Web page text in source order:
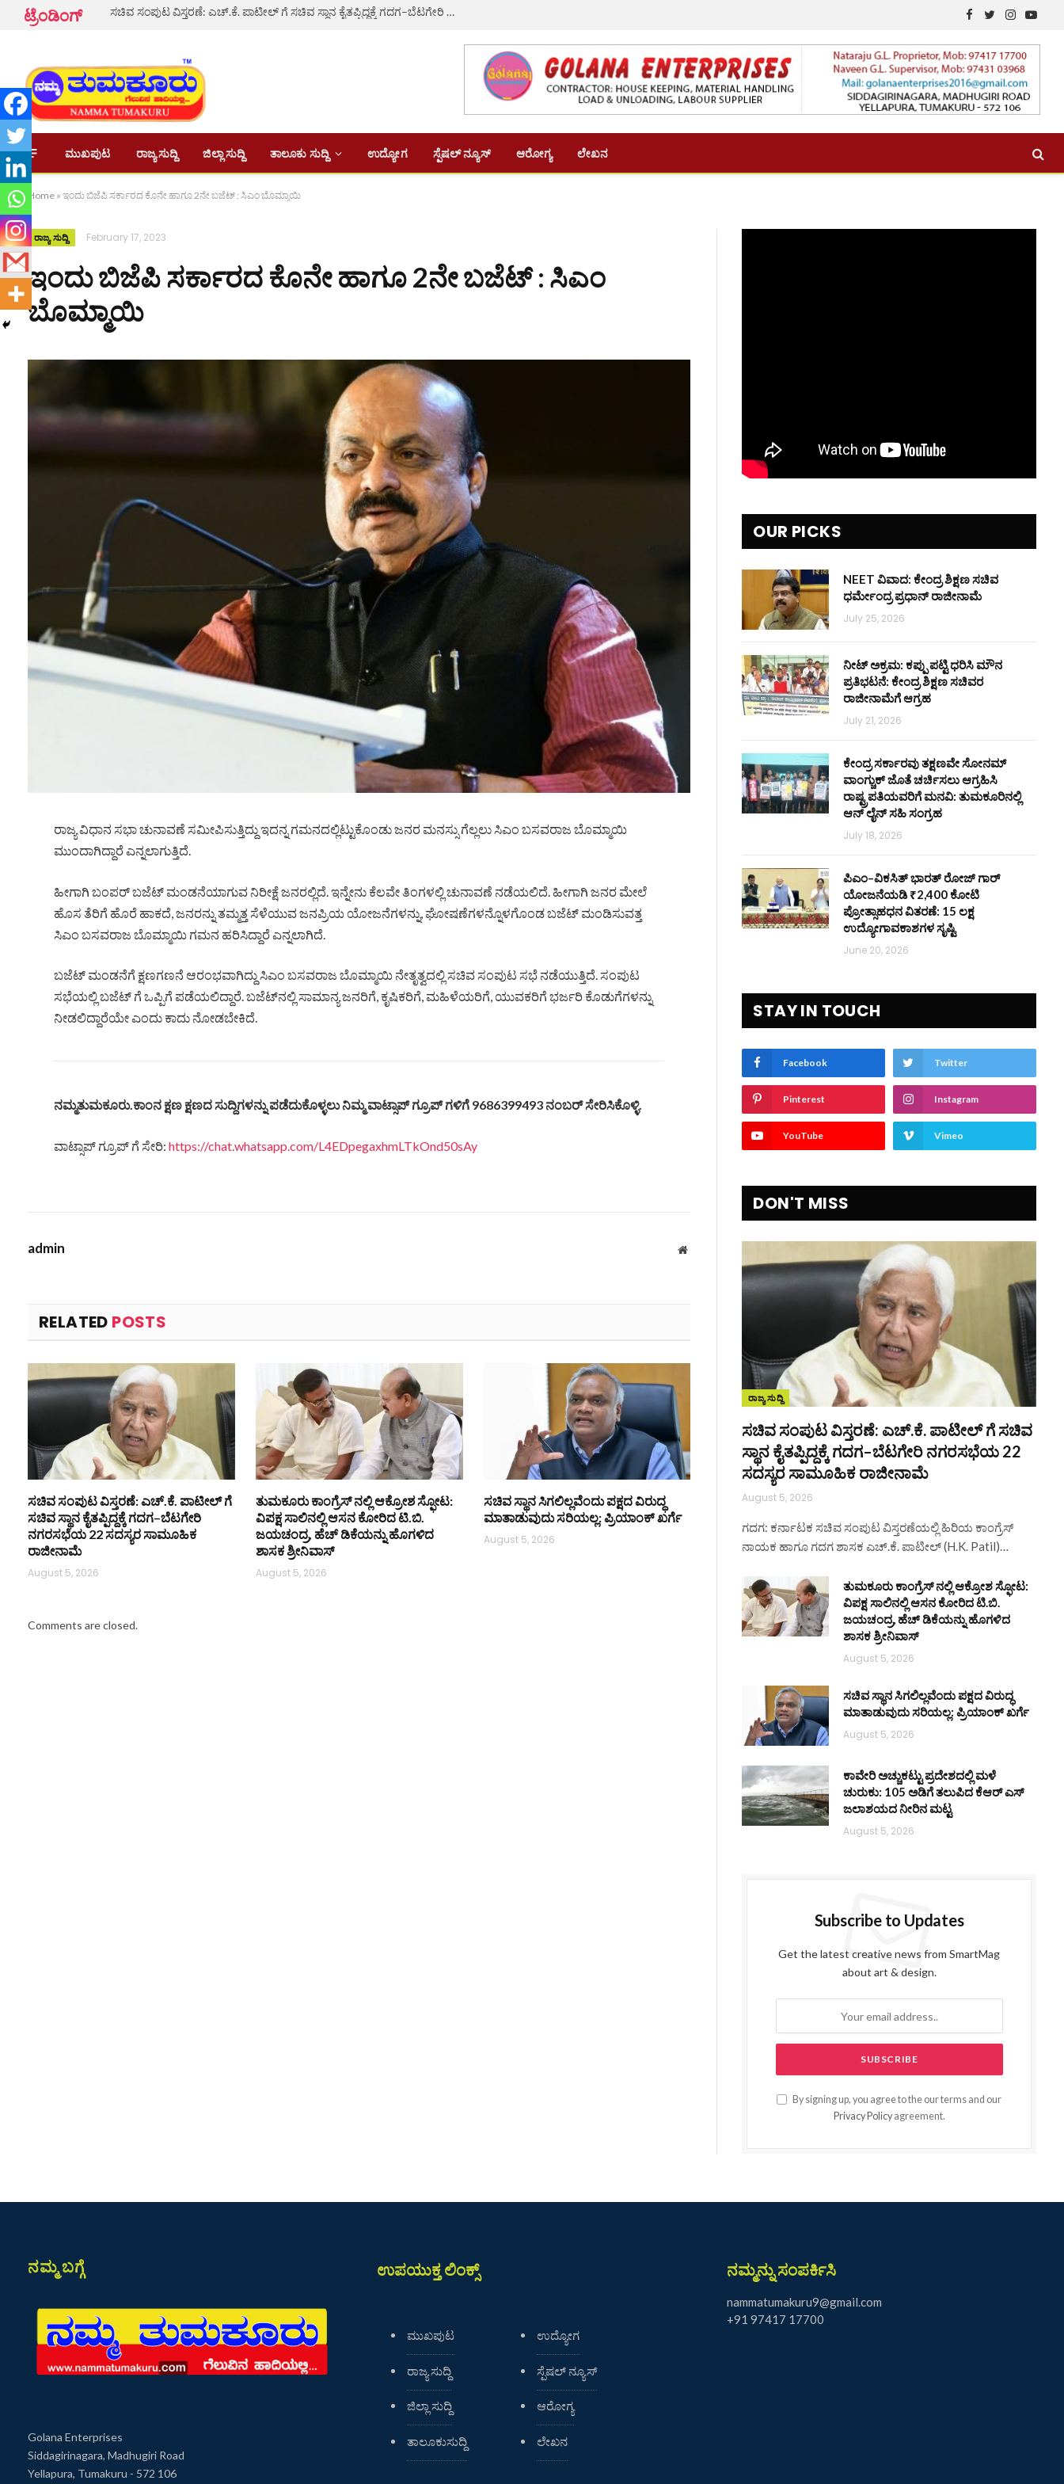
ಟ್ರೆಂಡಿಂಗ್ ಸಚಿವ ಸಂಪುಟ ವಿಸ್ತರಣೆ: ಎಚ್.ಕೆ. ಪಾಟೀಲ್ ಗೆ ಸಚಿವ ಸ್ಥಾನ ಕೈತಪ್ಪಿದ್ದಕ್ಕೆ ಗದಗ–ಬೆಟಗೇರಿ ನಗರಸಭೆಯ 22 ಸದಸ್ಯರ ಸಾಮೂಹಿಕ ರಾಜೀನಾಮೆ
Facebook
TwitterInstagram
ಮುಖಪುಟ ರಾಜ್ಯ ಸುದ್ದಿ ಜಿಲ್ಲಾ ಸುದ್ದಿ ತಾಲೂಕು ಸುದ್ದಿ ಉದ್ಯೋಗ ಸ್ಪೆಷಲ್ ನ್ಯೂಸ್ ಆರೋಗ್ಯ ಲೇಖನ
Home » ಇಂದು ಬಿಜೆಪಿ ಸರ್ಕಾರದ ಕೊನೇ ಹಾಗೂ 2ನೇ ಬಜೆಟ್ : ಸಿಎಂ ಬೊಮ್ಮಾಯಿ
ರಾಜ್ಯ ಸುದ್ದಿ February 17, 2023
ಇಂದು ಬಿಜೆಪಿ ಸರ್ಕಾರದ ಕೊನೇ ಹಾಗೂ 2ನೇ ಬಜೆಟ್ : ಸಿಎಂ
ಬೊಮ್ಮಾಯಿ
ರಾಜ್ಯ ವಿಧಾನ ಸಭಾ ಚುನಾವಣೆ ಸಮೀಪಿಸುತ್ತಿದ್ದು ಇದನ್ನ ಗಮನದಲ್ಲಿಟ್ಟುಕೊಂಡು ಜನರ ಮನಸ್ಸು ಗೆಲ್ಲಲು ಸಿಎಂ ಬಸವರಾಜ ಬೊಮ್ಮಾಯಿ
ಮುಂದಾಗಿದ್ದಾರೆ ಎನ್ನಲಾಗುತ್ತಿದೆ.
ಹೀಗಾಗಿ ಬಂಪರ್ ಬಜೆಟ್ ಮಂಡನೆಯಾಗುವ ನಿರೀಕ್ಷೆ ಜನರಲ್ಲಿದೆ. ಇನ್ನೇನು ಕೆಲವೇ ತಿಂಗಳಲ್ಲಿ ಚುನಾವಣೆ ನಡೆಯಲಿದೆ. ಹೀಗಾಗಿ ಜನರ ಮೇಲೆ
ಹೊಸ ತೆರಿಗೆ ಹೊರೆ ಹಾಕದೆ, ಜನರನ್ನು ತಮ್ಮತ್ತ ಸೆಳೆಯುವ ಜನಪ್ರಿಯ ಯೋಜನೆಗಳನ್ನು, ಘೋಷಣೆಗಳನ್ನೊಳಗೊಂಡ ಬಜೆಟ್ ಮಂಡಿಸುವತ್ತ
ಸಿಎಂ ಬಸವರಾಜ ಬೊಮ್ಮಾಯಿ ಗಮನ ಹರಿಸಿದ್ದಾರೆ ಎನ್ನಲಾಗಿದೆ.
ಬಜೆಟ್ ಮಂಡನೆಗೆ ಕ್ಷಣಗಣನೆ ಆರಂಭವಾಗಿದ್ದು ಸಿಎಂ ಬಸವರಾಜ ಬೊಮ್ಮಾಯಿ ನೇತೃತ್ವದಲ್ಲಿ ಸಚಿವ ಸಂಪುಟ ಸಭೆ ನಡೆಯುತ್ತಿದೆ. ಸಂಪುಟ
ಸಭೆಯಲ್ಲಿ ಬಜೆಟ್ ಗೆ ಒಪ್ಪಿಗೆ ಪಡೆಯಲಿದ್ದಾರೆ. ಬಜೆಟ್​ನಲ್ಲಿ ಸಾಮಾನ್ಯ ಜನರಿಗೆ, ಕೃಷಿಕರಿಗೆ, ಮಹಿಳೆಯರಿಗೆ, ಯುವಕರಿಗೆ ಭರ್ಜರಿ ಕೊಡುಗೆಗಳನ್ನು
ನೀಡಲಿದ್ದಾರೆಯೇ ಎಂದು ಕಾದು ನೋಡಬೇಕಿದೆ.
ನಮ್ಮತುಮಕೂರು.ಕಾಂನ ಕ್ಷಣ ಕ್ಷಣದ ಸುದ್ದಿಗಳನ್ನು ಪಡೆದುಕೊಳ್ಳಲು ನಿಮ್ಮ ವಾಟ್ಸಾಪ್ ಗ್ರೂಪ್ ಗಳಿಗೆ 9686399493 ನಂಬರ್ ಸೇರಿಸಿಕೊಳ್ಳಿ.
ವಾಟ್ಸಾಪ್ ಗ್ರೂಪ್ ಗೆ ಸೇರಿ: https://chat.whatsapp.com/L4EDpegaxhmLTkOnd50sAy
admin Website
RELATED POSTS
ಸಚಿವ ಸಂಪುಟ ವಿಸ್ತರಣೆ: ಎಚ್.ಕೆ. ಪಾಟೀಲ್ ಗೆ
ಸಚಿವ ಸ್ಥಾನ ಕೈತಪ್ಪಿದ್ದಕ್ಕೆ ಗದಗ–ಬೆಟಗೇರಿ
ನಗರಸಭೆಯ 22 ಸದಸ್ಯರ ಸಾಮೂಹಿಕ
ರಾಜೀನಾಮೆ
August 5, 2026
ತುಮಕೂರು ಕಾಂಗ್ರೆಸ್ ನಲ್ಲಿ ಆಕ್ರೋಶ ಸ್ಫೋಟ:
ವಿಪಕ್ಷ ಸಾಲಿನಲ್ಲಿ ಆಸನ ಕೋರಿದ ಟಿ.ಬಿ.
ಜಯಚಂದ್ರ, ಹೆಚ್ ಡಿಕೆಯನ್ನು ಹೊಗಳಿದ
ಶಾಸಕ ಶ್ರೀನಿವಾಸ್
August 5, 2026
ಸಚಿವ ಸ್ಥಾನ ಸಿಗಲಿಲ್ಲವೆಂದು ಪಕ್ಷದ ವಿರುದ್ಧ
ಮಾತಾಡುವುದು ಸರಿಯಲ್ಲ: ಪ್ರಿಯಾಂಕ್ ಖರ್ಗೆ
August 5, 2026
Comments are closed.
OUR PICKS
NEET ವಿವಾದ: ಕೇಂದ್ರ ಶಿಕ್ಷಣ ಸಚಿವ
ಧರ್ಮೇಂದ್ರ ಪ್ರಧಾನ್ ರಾಜೀನಾಮೆ
July 25, 2026
ನೀಟ್ ಅಕ್ರಮ: ಕಪ್ಪು ಪಟ್ಟಿ ಧರಿಸಿ ಮೌನ
ಪ್ರತಿಭಟನೆ: ಕೇಂದ್ರ ಶಿಕ್ಷಣ ಸಚಿವರ
ರಾಜೀನಾಮೆಗೆ ಆಗ್ರಹ
July 21, 2026
ಕೇಂದ್ರ ಸರ್ಕಾರವು ತಕ್ಷಣವೇ ಸೋನಮ್
ವಾಂಗ್ಚುಕ್ ಜೊತೆ ಚರ್ಚಿಸಲು ಆಗ್ರಹಿಸಿ
ರಾಷ್ಟ್ರಪತಿಯವರಿಗೆ ಮನವಿ: ತುಮಕೂರಿನಲ್ಲಿ
ಆನ್‌ ಲೈನ್ ಸಹಿ ಸಂಗ್ರಹ
July 18, 2026
ಪಿಎಂ–ವಿಕಸಿತ್ ಭಾರತ್ ರೋಜ್‌ ಗಾರ್
ಯೋಜನೆಯಡಿ ₹2,400 ಕೋಟಿ
ಪ್ರೋತ್ಸಾಹಧನ ವಿತರಣೆ: 15 ಲಕ್ಷ
ಉದ್ಯೋಗಾವಕಾಶಗಳ ಸೃಷ್ಟಿ
June 20, 2026
STAY IN TOUCH
Facebook Twitter
Pinterest Instagram
YouTube Vimeo
DON'T MISS
ರಾಜ್ಯ ಸುದ್ದಿ
ಸಚಿವ ಸಂಪುಟ ವಿಸ್ತರಣೆ: ಎಚ್.ಕೆ. ಪಾಟೀಲ್ ಗೆ ಸಚಿವ
ಸ್ಥಾನ ಕೈತಪ್ಪಿದ್ದಕ್ಕೆ ಗದಗ–ಬೆಟಗೇರಿ ನಗರಸಭೆಯ 22
ಸದಸ್ಯರ ಸಾಮೂಹಿಕ ರಾಜೀನಾಮೆ
August 5, 2026
ಗದಗ: ಕರ್ನಾಟಕ ಸಚಿವ ಸಂಪುಟ ವಿಸ್ತರಣೆಯಲ್ಲಿ ಹಿರಿಯ ಕಾಂಗ್ರೆಸ್
ನಾಯಕ ಹಾಗೂ ಗದಗ ಶಾಸಕ ಎಚ್.ಕೆ. ಪಾಟೀಲ್ (H.K. Patil)…
ತುಮಕೂರು ಕಾಂಗ್ರೆಸ್ ನಲ್ಲಿ ಆಕ್ರೋಶ ಸ್ಫೋಟ:
ವಿಪಕ್ಷ ಸಾಲಿನಲ್ಲಿ ಆಸನ ಕೋರಿದ ಟಿ.ಬಿ.
ಜಯಚಂದ್ರ, ಹೆಚ್ ಡಿಕೆಯನ್ನು ಹೊಗಳಿದ
ಶಾಸಕ ಶ್ರೀನಿವಾಸ್
August 5, 2026
ಸಚಿವ ಸ್ಥಾನ ಸಿಗಲಿಲ್ಲವೆಂದು ಪಕ್ಷದ ವಿರುದ್ಧ
ಮಾತಾಡುವುದು ಸರಿಯಲ್ಲ: ಪ್ರಿಯಾಂಕ್ ಖರ್ಗೆ
August 5, 2026
ಕಾವೇರಿ ಅಚ್ಚುಕಟ್ಟು ಪ್ರದೇಶದಲ್ಲಿ ಮಳೆ
ಚುರುಕು: 105 ಅಡಿಗೆ ತಲುಪಿದ ಕೆಆರ್ ಎಸ್
ಜಲಾಶಯದ ನೀರಿನ ಮಟ್ಟ
August 5, 2026
Subscribe to Updates
Get the latest creative news from SmartMag
about art & design.
By signing up, you agree to the our terms and our
Privacy Policyagreement.
ನಮ್ಮ ಬಗ್ಗೆ
Golana Enterprises
Siddagirinagara, Madhugiri Road
Yellapura, Tumakuru - 572 106
ಉಪಯುಕ್ತ ಲಿಂಕ್ಸ್
ಮುಖಪುಟ
ರಾಜ್ಯ ಸುದ್ದಿ
ಜಿಲ್ಲಾ ಸುದ್ದಿ
ತಾಲೂಕುಸುದ್ದಿ
ಉದ್ಯೋಗ
ಸ್ಪೆಷಲ್ ನ್ಯೂಸ್
ಆರೋಗ್ಯ
ಲೇಖನ
ನಮ್ಮನ್ನು ಸಂಪರ್ಕಿಸಿ
nammatumakuru9@gmail.com
+91 97417 17700